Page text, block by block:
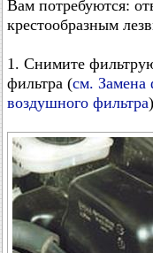
Вам потребуются:
крестообразным
1. Снимите
фильтра (см. Замена
воздушного фильтра